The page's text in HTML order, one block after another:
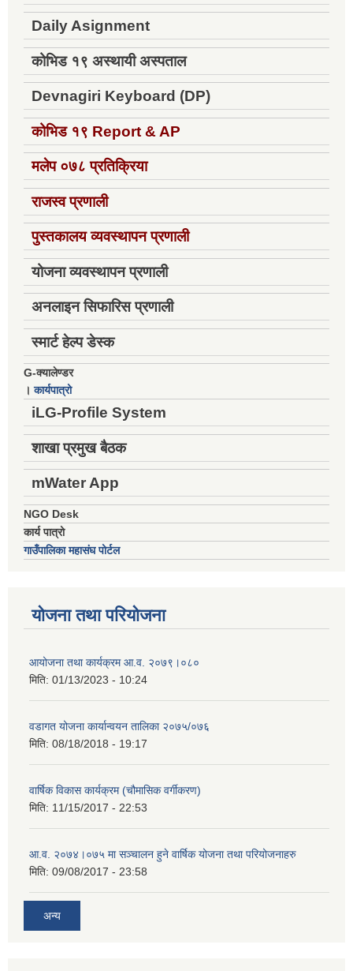
Daily Asignment
कोभिड १९ अस्थायी अस्पताल
Devnagiri Keyboard (DP)
कोभिड १९ Report & AP
मलेप ०७८ प्रतिक्रिया
राजस्व प्रणाली
पुस्तकालय व्यवस्थापन प्रणाली
योजना व्यवस्थापन प्रणाली
अनलाइन सिफारिस प्रणाली
स्मार्ट हेल्प डेस्क
G-क्यालेण्डर
।कार्यपात्रो
iLG-Profile System
शाखा प्रमुख बैठक
mWater App
NGO Desk
कार्य पात्रो
गाउँपालिका महासंघ पोर्टल
योजना तथा परियोजना
आयोजना तथा कार्यक्रम आ.व. २०७९।०८०
मिति: 01/13/2023 - 10:24
वडागत योजना कार्यान्वयन तालिका २०७५/०७६
मिति: 08/18/2018 - 19:17
वार्षिक विकास कार्यक्रम (चौमासिक वर्गीकरण)
मिति: 11/15/2017 - 22:53
आ.व. २०७४।०७५ मा सञ्चालन हुने वार्षिक योजना तथा परियोजनाहरु
मिति: 09/08/2017 - 23:58
अन्य